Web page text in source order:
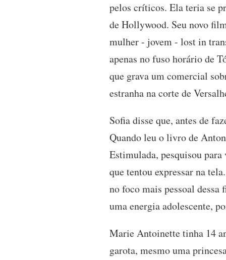
pelos críticos. Ela teria se
de Hollywood. Seu novo
mulher - jovem - lost in
apenas no fuso horário de
que grava um comercial
estranha na corte de
Sofia disse que, antes de
Quando leu o livro de
Estimulada, pesquisou
que tentou expressar na
no foco mais pessoal
uma energia adolescente,
Marie Antoinette tinha 14
garota, mesmo uma